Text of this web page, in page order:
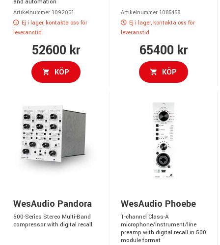
and automation
Artikelnummer 1092061
Ej i lager, kontakta oss för
leveranstid
52600 kr
KÖP
Artikelnummer 1085458
Ej i lager, kontakta oss för
leveranstid
65400 kr
KÖP
WesAudio Pandora
500-Series Stereo Multi-Band
compressor with digital recall
WesAudio Phoebe
1-channel Class-A
microphone/instrument/line
preamp with digital recall in 500
module format